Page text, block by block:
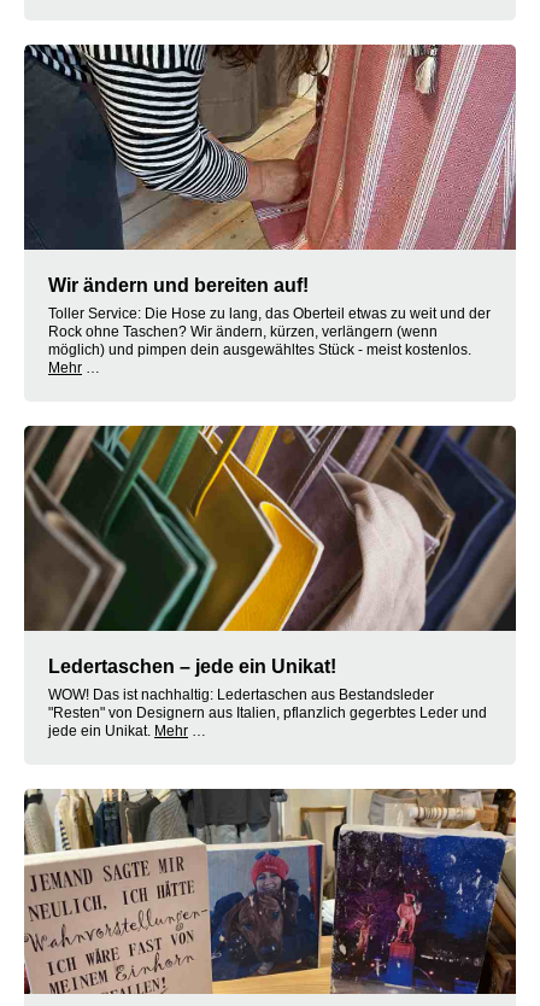
Wir ändern und bereiten auf!
Toller Service: Die Hose zu lang, das Oberteil etwas zu weit und der
Rock ohne Taschen? Wir ändern, kürzen, verlängern (wenn
möglich) und pimpen dein ausgewähltes Stück - meist kostenlos.
Mehr …
Ledertaschen – jede ein Unikat!
WOW! Das ist nachhaltig: Ledertaschen aus Bestandsleder
"Resten" von Designern aus Italien, pflanzlich gegerbtes Leder und
jede ein Unikat. Mehr …